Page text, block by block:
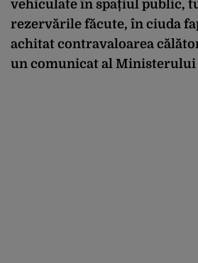
vehiculate în spațiul public,
rezervările făcute, în ciuda
achitat contravaloarea
un comunicat al